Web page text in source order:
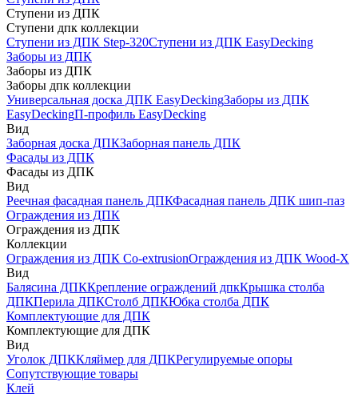
Ступени из ДПК
Ступени дпк коллекции
Ступени из ДПК Step-320Ступени из ДПК EasyDecking
Заборы из ДПК
Заборы из ДПК
Заборы дпк коллекции
Универсальная доска ДПК EasyDeckingЗаборы из ДПК
EasyDeckingП-профиль EasyDecking
Вид
Заборная доска ДПКЗаборная панель ДПК
Фасады из ДПК
Фасады из ДПК
Вид
Реечная фасадная панель ДПКФасадная панель ДПК шип-паз
Ограждения из ДПК
Ограждения из ДПК
Коллекции
Ограждения из ДПК Co-extrusionОграждения из ДПК Wood-X
Вид
Балясина ДПККрепление ограждений дпкКрышка столба
ДПКПерила ДПКСтолб ДПКЮбка столба ДПК
Комплектующие для ДПК
Комплектующие для ДПК
Вид
Уголок ДПККляймер для ДПКРегулируемые опоры
Сопутствующие товары
Клей